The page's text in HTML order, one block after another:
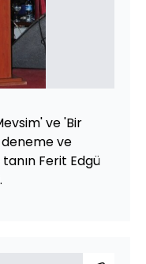
ve 'Bir
deneme ve
Ferit Edgü